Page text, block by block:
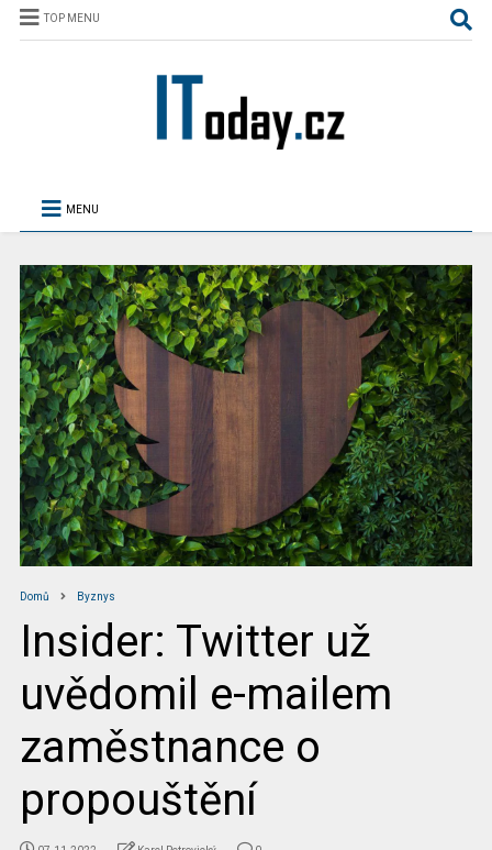
TOP MENU
MENU
Domů Byznys
Insider: Twitter už
uvědomil e-mailem
zaměstnance o
propouštění